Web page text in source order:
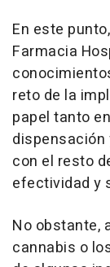
En este
Farmacia
reto de la
papel tanto
con el resto
efectividad y
No obstante,
cannabis o